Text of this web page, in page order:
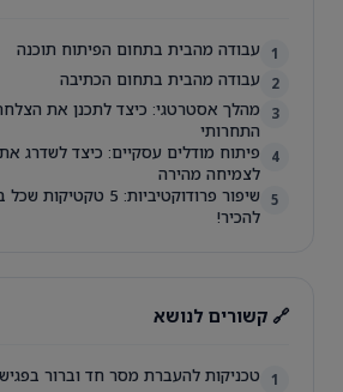
1 עבודה מהבית בתחום הפיתוח תוכנה
2 עבודה מהבית בתחום הכתיבה
3
מהלך אסטרטגי: כיצד לתכנן את
התחרותי
4
פיתוח מודלים עסקיים: כיצד לשדרג
לצמיחה מהירה
5
שיפור פרודוקטיביות:
להכיר!
🔗 קשורים לנושא
1 טכניקות להעברת מסר חד וברור